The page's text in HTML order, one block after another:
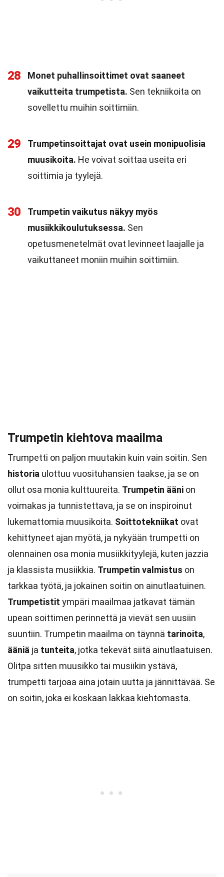
28
Monet puhallinsoittimet ovat saaneet
vaikutteita trumpetista. Sen tekniikoita on
sovellettu muihin soittimiin.
29
Trumpetinsoittajat ovat usein monipuolisia
muusikoita. He voivat soittaa useita eri
soittimia ja tyylejä.
30
Trumpetin vaikutus näkyy myös
musiikkikoulutuksessa. Sen
opetusmenetelmät ovat levinneet laajalle ja
vaikuttaneet moniin muihin soittimiin.
Trumpetin kiehtova maailma
Trumpetti on paljon muutakin kuin vain soitin. Sen
historia ulottuu vuosituhansien taakse, ja se on
ollut osa monia kulttuureita. Trumpetin ääni on
voimakas ja tunnistettava, ja se on inspiroinut
lukemattomia muusikoita. Soittotekniikat ovat
kehittyneet ajan myötä, ja nykyään trumpetti on
olennainen osa monia musiikkityylejä, kuten jazzia
ja klassista musiikkia. Trumpetin valmistus on
tarkkaa työtä, ja jokainen soitin on ainutlaatuinen.
Trumpetistit ympäri maailmaa jatkavat tämän
upean soittimen perinnettä ja vievät sen uusiin
suuntiin. Trumpetin maailma on täynnä tarinoita,
ääniä ja tunteita, jotka tekevät siitä ainutlaatuisen.
Olitpa sitten muusikko tai musiikin ystävä,
trumpetti tarjoaa aina jotain uutta ja jännittävää. Se
on soitin, joka ei koskaan lakkaa kiehtomasta.